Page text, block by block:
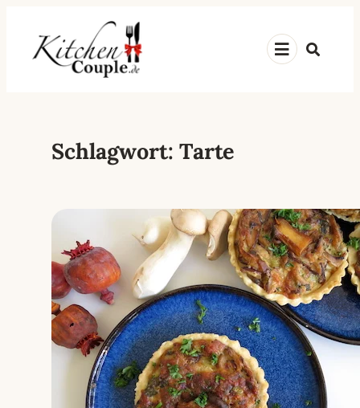
springen
Suche
Schlagwort: Tarte